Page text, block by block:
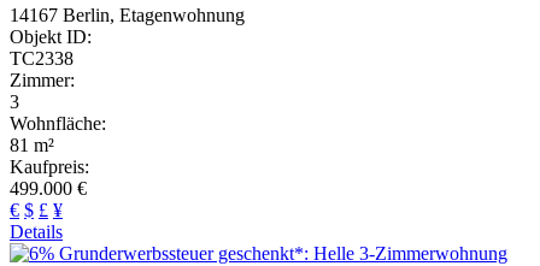
14167 Berlin, Etagenwohnung
Objekt ID:
TC2338
Zimmer:
3
Wohnfläche:
81 m²
Kaufpreis:
499.000 €
€ $ £ ¥
Details